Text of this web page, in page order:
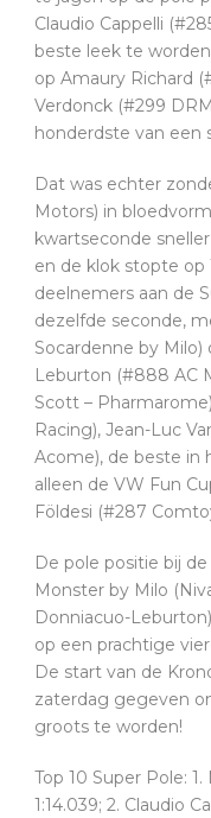
Claudio Cappelli
beste leek te
op Amaury Richard
Verdonck (#299
honderdste van een
Dat was echter
Motors) in
kwartseconde
en de klok stopte op
deelnemers aan de
dezelfde seconde,
Socardenne by
Leburton (#888 AC
Scott –
Racing), Jean-Luc
Acome), de beste in
alleen de VW Fun
Földesi (#287
De pole positie bij
Monster by Milo
Donniacuo-
op een prachtige
De start van de
zaterdag gegeven
groots te worden!
Top 10 Super Pole:
1:14.039; 2. Claudio